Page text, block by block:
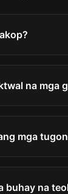
na mga
mga
buhay na